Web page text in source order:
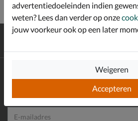
Gratisverzending en retour*
Schrijf je in voor de Shoemixx nieuwsbrief
advertentiedoeleinden indien
weten? Lees dan verder op onze
jouw voorkeur ook op een later
Accepteren
Weigeren